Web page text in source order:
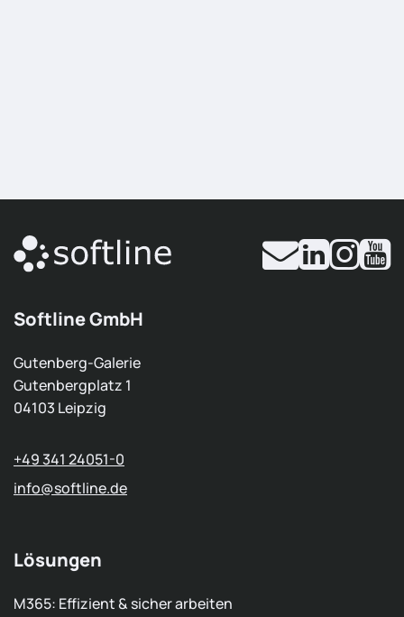
Softline GmbH
Gutenberg-Galerie
Gutenbergplatz 1
04103 Leipzig
+49 341 24051-0
info@softline.de
Lösungen
M365: Effizient & sicher arbeiten